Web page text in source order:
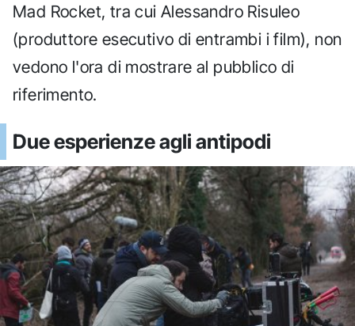
Mad Rocket, tra cui Alessandro Risuleo
(produttore esecutivo di entrambi i film), non
vedono l'ora di mostrare al pubblico di
riferimento.
Due esperienze agli antipodi